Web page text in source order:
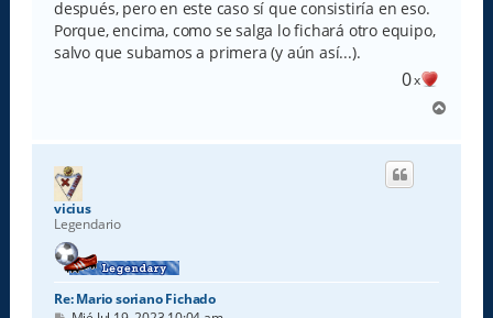
después, pero en este caso sí que consistiría en eso.
Porque, encima, como se salga lo fichará otro equipo,
salvo que subamos a primera (y aún así...).
0x
r
vicius
Legendario
Re: Mario soriano Fichado